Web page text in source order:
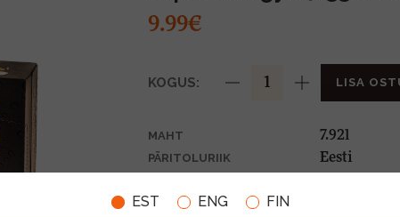
EST ENG FIN
9.99€
KOGUS: LISA
MAHT 7.92l
PÄRITOLURIIK Eesti
PANT